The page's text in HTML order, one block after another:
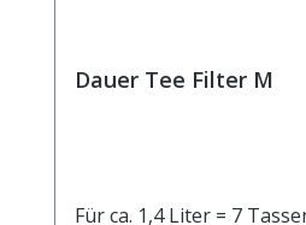
Dauer Tee Filter M
Für ca. 1,4 Liter = 7